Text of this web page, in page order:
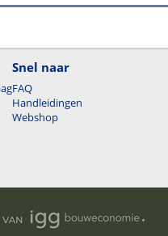
Snel naar
FAQ
Handleidingen
Webshop